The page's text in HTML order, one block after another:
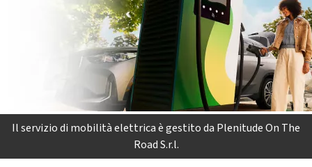
Il servizio di mobilità elettrica è gestito da Plenitude On The
Road S.r.l.